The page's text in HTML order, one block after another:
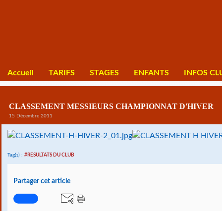
Accueil TARIFS STAGES ENFANTS INFOS
CLASSEMENT MESSIEURS CHAMPIONNAT D'HIVER
15 Décembre 2011
Tag(s) : #RESULTATS DU CLUB
Partager cet article